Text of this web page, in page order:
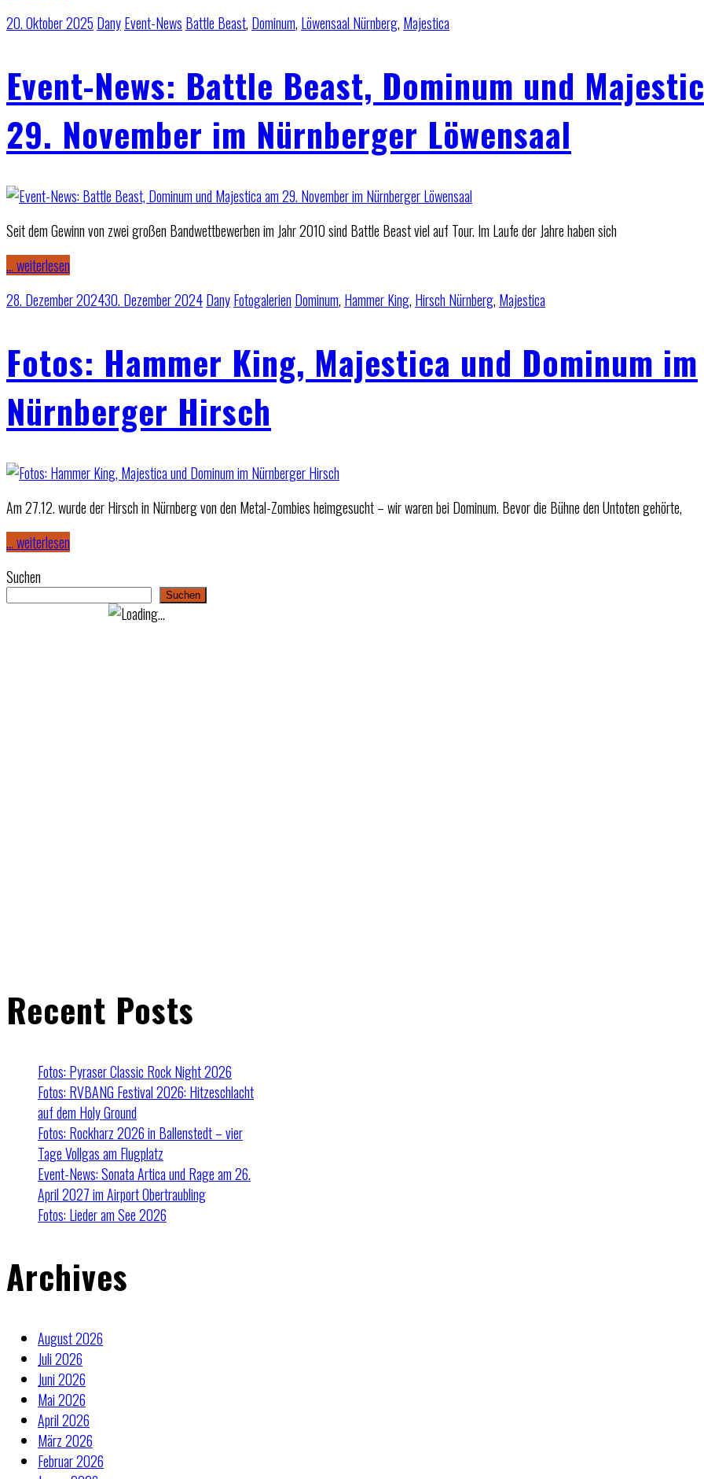
20. Oktober 2025 DanyEvent-News Battle Beast, Dominum, Löwensaal Nürnberg, Majestica
Event-News: Battle Beast, Dominum und
29. November im Nürnberger Löwensaal
Seit dem Gewinn von zwei großen Bandwettbewerben im Jahr 2010 sind Battle Beast viel auf Tour. Im Laufe der Jahre haben sich
… weiterlesen
28. Dezember 202430. Dezember 2024DanyFotogalerien Dominum, Hammer King, Hirsch Nürnberg, Majestica
Fotos: Hammer King, Majestica und Dominum im
Nürnberger Hirsch
Am 27.12. wurde der Hirsch in Nürnberg von den Metal-Zombies heimgesucht – wir waren bei Dominum. Bevor die Bühne den Untoten gehörte,
… weiterlesen
Suchen
Suchen
Recent Posts
Fotos: Pyraser Classic Rock Night 2026
Fotos: RVBANG Festival 2026: Hitzeschlacht
auf dem Holy Ground
Fotos: Rockharz 2026 in Ballenstedt – vier
Tage Vollgas am Flugplatz
Event-News: Sonata Artica und Rage am 26.
April 2027 im Airport Obertraubling
Fotos: Lieder am See 2026
Archives
August 2026
Juli 2026
Juni 2026
Mai 2026
April 2026
März 2026
Februar 2026